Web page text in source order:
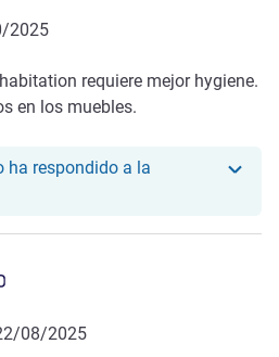
2025
requiere mejor hygiene.
en los muebles.
ha respondido a la
de Avis 2.0/5
08/2025